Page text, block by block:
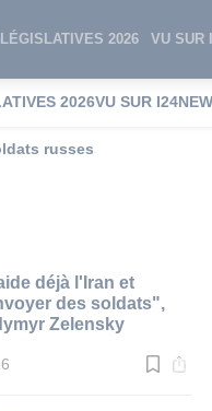
2026 VU SUR
2026VU SUR
russes
déjà l'Iran et
des soldats",
Zelensky